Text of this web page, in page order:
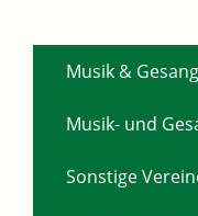
Musik & Gesang
Musik- und
Sonstige